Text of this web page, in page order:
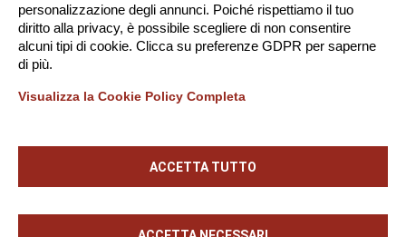
personalizzazione degli annunci. Poiché rispettiamo il tuo
diritto alla privacy, è possibile scegliere di non consentire
alcuni tipi di cookie. Clicca su preferenze GDPR per saperne
di più.
Visualizza la Cookie Policy Completa
ACCETTA TUTTO